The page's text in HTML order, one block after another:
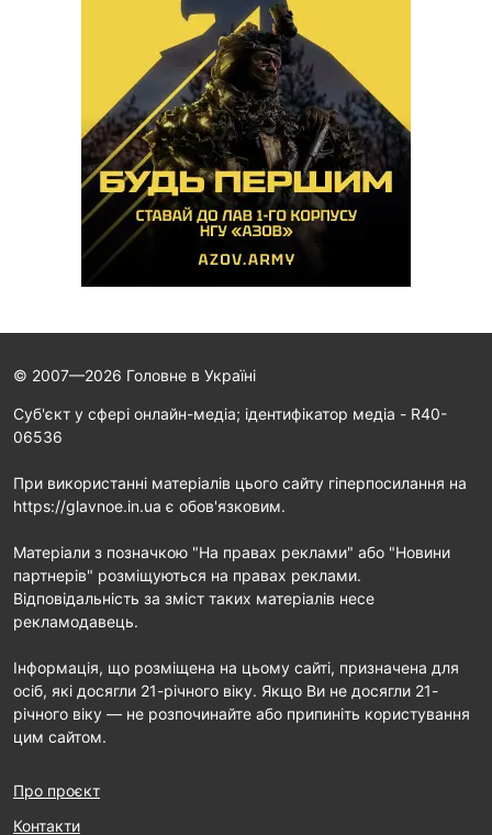
© 2007—2026 Головне в Україні
Cуб'єкт у сфері онлайн-медіа; ідентифікатор медіа - R40-
06536
При використанні матеріалів цього сайту гіперпосилання на
https://glavnoe.in.ua є обов'язковим.
Матеріали з позначкою "На правах реклами" або "Новини
партнерів" розміщуються на правах реклами.
Відповідальність за зміст таких матеріалів несе
рекламодавець.
Інформація, що розміщена на цьому сайті, призначена для
осіб, які досягли 21-річного віку. Якщо Ви не досягли 21-
річного віку — не розпочинайте або припиніть користування
цим сайтом.
Про проєкт
Контакти